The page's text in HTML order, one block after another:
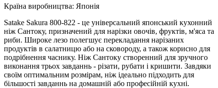
Країна виробництва: Японія
Satake Sakura 800-822 - це універсальний японський кухонний
ніж Сантоку, призначений для нарізки овочів, фруктів, м'яса та
риби. Широке лезо полегшує перекладання нарізаних
продуктів в салатницю або на сковороду, а також корисно для
подрібнення часнику. Ніж Сантоку створенний для зручного
виконання трьох завданнь - різати, рубати і кришити. Завдяки
своїм оптимальним розмірам, ніж ідеально підходить для
більшості завданнь на домашній або професійній кухні.